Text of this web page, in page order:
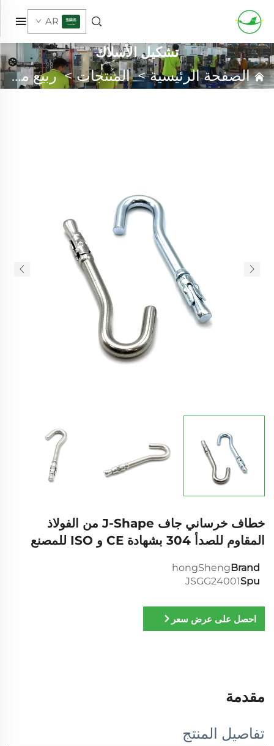
AR
تشكيل الأسلاك
الصفحة الرئيسية>المنتجات>ربيع مخصص
خطاف خرساني جاف J-Shape من الفولاذ
المقاوم للصدأ 304 بشهادة CE و ISO للمصنع
Brand
hongSheng
Spu
JSGG24001
احصل على عرض سعر
مقدمة
تفاصيل المنتج